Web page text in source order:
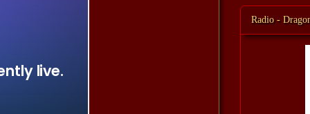
Radio -